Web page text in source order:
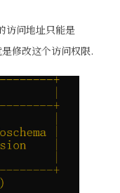
访问地址只能是
修改这个访问权限.